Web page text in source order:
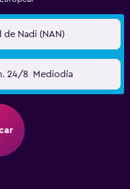
de Nadi (NAN)
24/8 Mediodía